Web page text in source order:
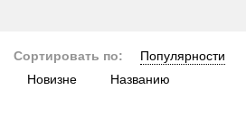
Сортировать по: Популярности
Новизне
Названию